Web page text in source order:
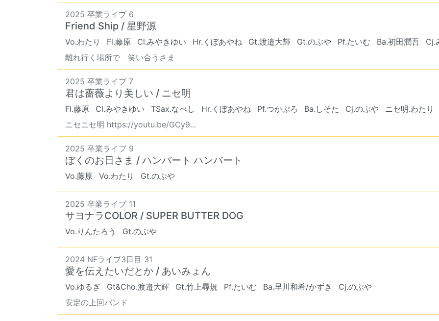
2025 卒業ライブ 6
Friend Ship / 星野源
Vo.わたり Fl.藤原 Cl.みやきゆい Hr.くぼあやね Gt.渡邉大輝 Gt.のぶや Pf.たいむ Ba.初田潤吾
Cj.
離れ行く場所で 笑い合うさま
2025 卒業ライブ 7
君は薔薇より美しい / ニセ明
Fl.藤原 Cl.みやきゆい TSax.なべし Hr.くぼあやね Pf.つかぷろ Ba.しそた Cj.のぶや
ニセ明.わたり
ニセニセ明 https://youtu.be/GCy9...
2025 卒業ライブ 9
ぼくのお日さま / ハンバート ハンバート
Vo.藤原 Vo.わたり Gt.のぶや
2025 卒業ライブ 11
サヨナラCOLOR / SUPER BUTTER DOG
Vo.りんたろう Gt.のぶや
2024 NFライブ3日目 31
愛を伝えたいだとか / あいみょん
Vo.ゆるぎ Gt&Cho.渡邉大輝 Gt.竹上尋規 Pf.たいむ Ba.早川和希/かずき
Cj.のぶや
安定の上回バンド